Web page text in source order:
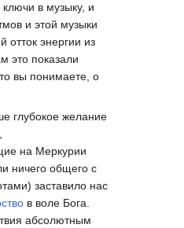
в музыку, и
и этой музыки
отток энергии из
это показали
вы понимаете, о
глубокое желание
на Меркурии
ничего общего с
заставило нас
в воле Бога.
абсолютным